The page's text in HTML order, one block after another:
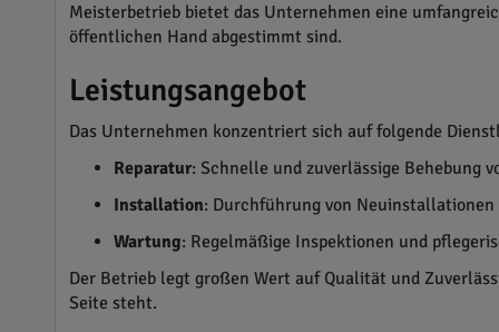
Meisterbetrieb bietet das Unternehmen eine
öffentlichen Hand abgestimmt sind.
Leistungsangebot
Das Unternehmen konzentriert sich auf folgende
Reparatur: Schnelle und zuverlässige Behebung
Installation: Durchführung von
Wartung: Regelmäßige Inspektionen und
Der Betrieb legt großen Wert auf Qualität und
Seite steht.